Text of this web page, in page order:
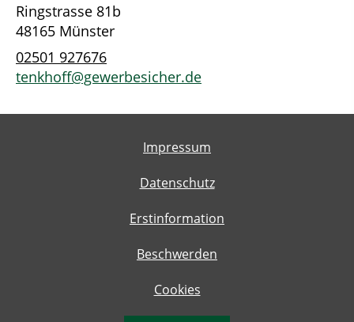
Ringstrasse 81b
48165 Münster
02501 927676
tenkhoff@gewerbesicher.de
Impressum
Datenschutz
Erstinformation
Beschwerden
Cookies